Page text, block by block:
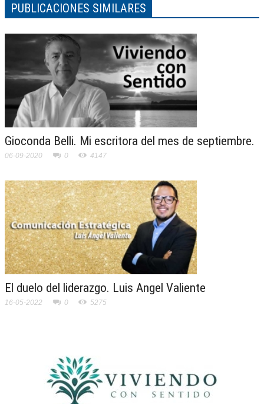
PUBLICACIONES SIMILARES
Gioconda Belli. Mi escritora del mes de septiembre.
06-09-2020 0 4147
El duelo del liderazgo. Luis Angel Valiente
16-05-2022 0 5275